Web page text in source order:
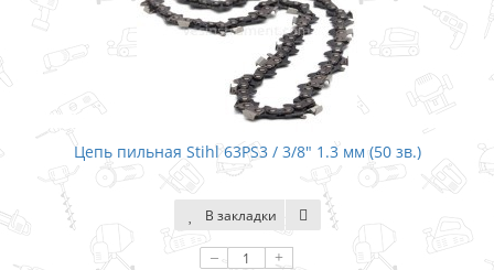
Цепь пильная Stihl 63PS3 / 3/8″ 1.3 мм (50 зв.)
В закладки
– +